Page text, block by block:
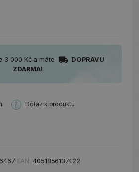
3 000 Kč a máte
DOPRAVU
ZDARMA!
Dotaz k produktu
EAN:4051856137422